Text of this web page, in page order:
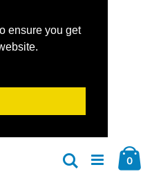
ensure you get
0
Suche